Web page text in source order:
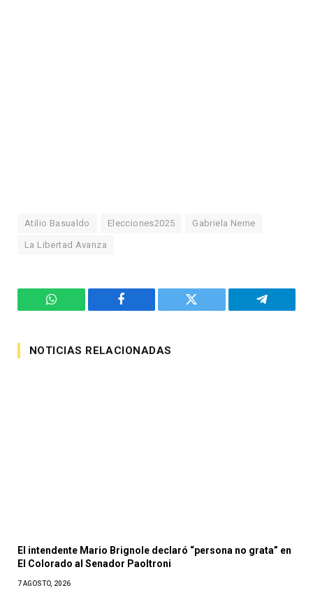
Atilio Basualdo Elecciones2025 Gabriela Neme
La Libertad Avanza
WhatsApp Facebook Twitter Telegram
NOTICIAS RELACIONADAS
El intendente Mario Brignole declaró “persona no grata” en
El Colorado al Senador Paoltroni
7 AGOSTO, 2026